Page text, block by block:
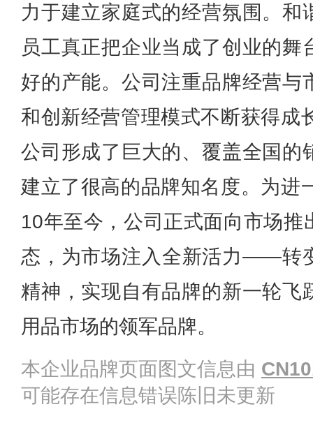
力于建立家庭式的经营氛围。和
员工真正把企业当成了创业的舞
好的产能。公司注重品牌经营与
和创新经营管理模式不断获得成
公司形成了巨大的、覆盖全国的
建立了很高的品牌知名度。为进
10年至今，公司正式面向市场推
态，为市场注入全新活力——转
精神，实现自有品牌的新一轮飞
用品市场的领军品牌。
本企业品牌页面图文信息由
可能存在信息错误陈旧未更新